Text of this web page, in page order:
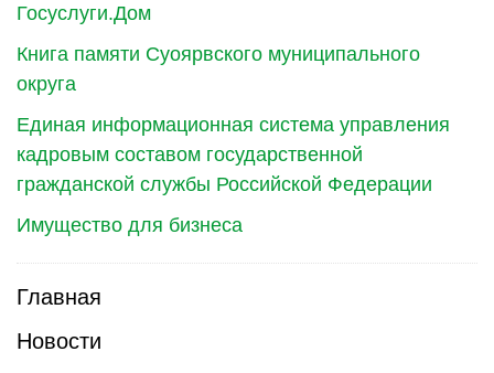
Госуслуги.Дом
Книга памяти Суоярвского муниципального
округа
Единая информационная система управления
кадровым составом государственной
гражданской службы Российской Федерации
Имущество для бизнеса
Главная
Новости